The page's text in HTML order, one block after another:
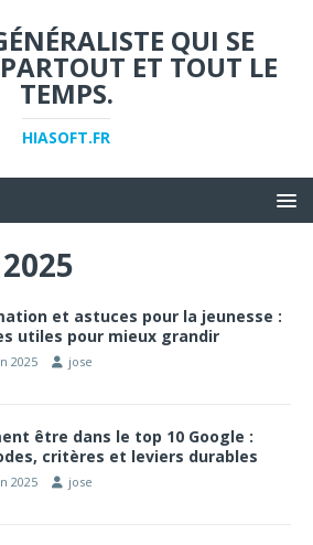
QUI SE
ET TOUT LE
TEMPS.
HIASOFT.FR
et astuces pour la jeunesse :
utiles pour mieux grandir
2025 jose
être dans le top 10 Google :
critères et leviers durables
2025 jose